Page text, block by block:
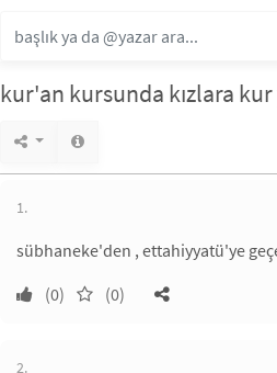
kur'an kursunda kızlara
1.
sübhaneke'den , ettahiyyatü'ye
(0)
(0)
2.